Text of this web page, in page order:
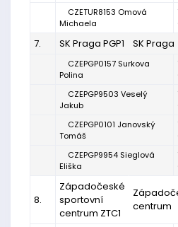
CZETUR8153 Omová
Michaela
7. SK Praga PGP1 SK Praga
CZEPGP0157 Surkova
Polina
CZEPGP9503 Veselý
Jakub
CZEPGP0101 Janovský
Tomáš
CZEPGP9954 Sieglová
Eliška
8.
Západočeské
sportovní
centrum ZTC1
centrum